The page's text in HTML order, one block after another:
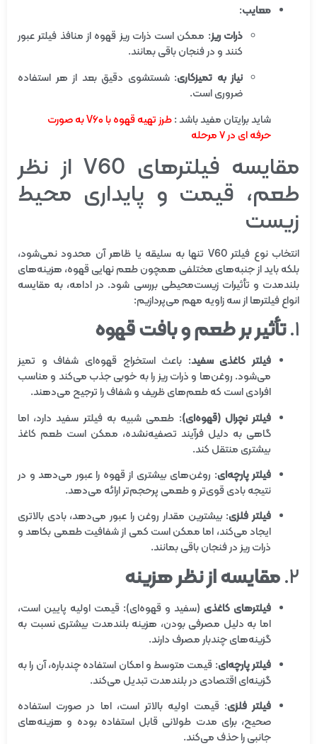
معایب:
ذرات ریز: ممکن است ذرات ریز قهوه از منافذ فیلتر عبور
کنند و در فنجان باقی بمانند.
نیاز به تمیزکاری: شستشوی دقیق بعد از هر استفاده
ضروری است.
شاید برایتان مفید باشد :
طرز تهیه قهوه با V۶۰ به صورت
حرفه ای در ۷ مرحله
مقایسه فیلترهای V60 از نظر
طعم، قیمت و پایداری محیط
زیست
انتخاب نوع فیلتر V60 تنها به سلیقه یا ظاهر آن محدود نمی‌شود،
بلکه باید از جنبه‌های مختلفی همچون طعم نهایی قهوه، هزینه‌های
بلندمدت و تأثیرات زیست‌محیطی بررسی شود. در ادامه، به مقایسه
انواع فیلترها از سه زاویه مهم می‌پردازیم:
۱. تأثیر بر طعم و بافت قهوه
فیلتر کاغذی سفید: باعث استخراج قهوه‌ای شفاف و تمیز
می‌شود. روغن‌ها و ذرات ریز را به خوبی جذب می‌کند و مناسب
افرادی است که طعم‌های ظریف و شفاف را ترجیح می‌دهند.
فیلتر نچرال (قهوه‌ای): طعمی شبیه به فیلتر سفید دارد، اما
گاهی به دلیل فرآیند تصفیه‌نشده، ممکن است طعم کاغذ
بیشتری منتقل کند.
فیلتر پارچه‌ای: روغن‌های بیشتری از قهوه را عبور می‌دهد و در
نتیجه بادی قوی‌تر و طعمی پرحجم‌تر ارائه می‌دهد.
فیلتر فلزی: بیشترین مقدار روغن را عبور می‌دهد، بادی بالاتری
ایجاد می‌کند، اما ممکن است کمی از شفافیت طعمی بکاهد و
ذرات ریز در فنجان باقی بمانند.
۲. مقایسه از نظر هزینه
فیلترهای کاغذی (سفید و قهوه‌ای): قیمت اولیه پایین است،
اما به دلیل مصرفی بودن، هزینه بلندمدت بیشتری نسبت به
گزینه‌های چندبار مصرف دارند.
فیلتر پارچه‌ای: قیمت متوسط و امکان استفاده چندباره، آن را به
گزینه‌ای اقتصادی در بلندمدت تبدیل می‌کند.
فیلتر فلزی: قیمت اولیه بالاتر است، اما در صورت استفاده
صحیح، برای مدت طولانی قابل استفاده بوده و هزینه‌های
جانبی را حذف می‌کند.